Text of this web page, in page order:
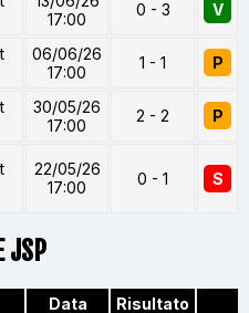
17:00
0 - 3 V
06/06/26
17:00
1 - 1 P
30/05/26
17:00
2 - 2 P
22/05/26
17:00
0 - 1 S
JSP
Data
Risultato